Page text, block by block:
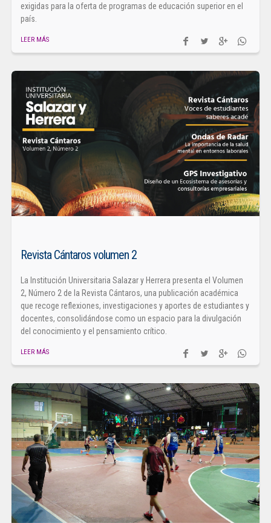
exigidas para la oferta de programas de educación superior en el
país.
LEER MÁS
Revista Cántaros volumen 2
La Institución Universitaria Salazar y Herrera presenta el Volumen
2, Número 2 de la Revista Cántaros, una publicación académica
que recoge reflexiones, investigaciones y aportes de estudiantes y
docentes, consolidándose como un espacio para la divulgación
del conocimiento y el pensamiento crítico.
LEER MÁS